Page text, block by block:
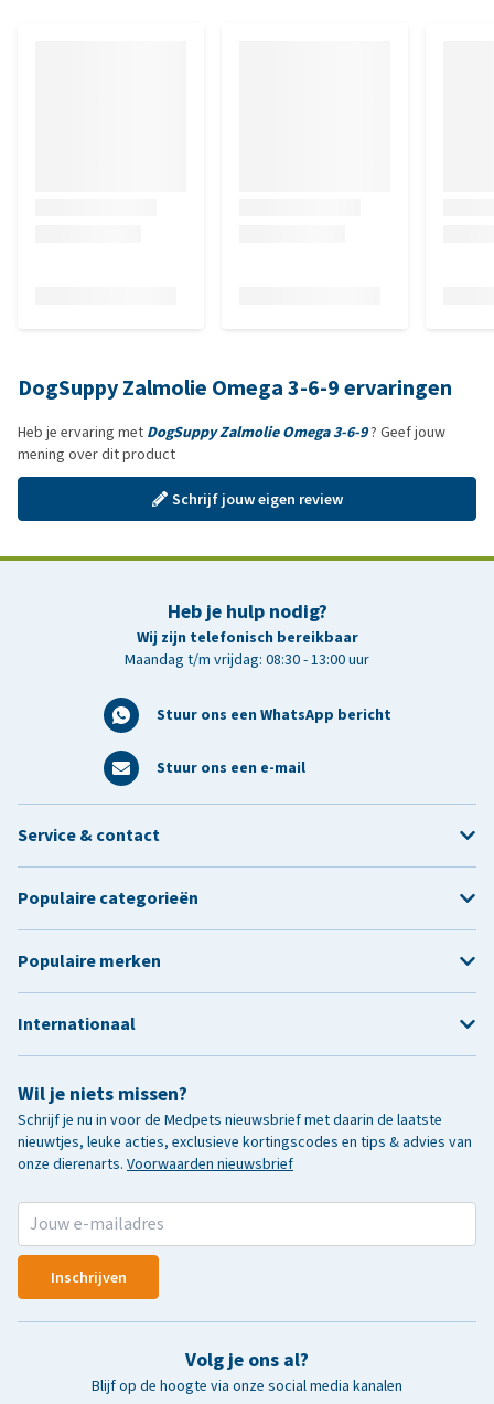
DogSuppy Zalmolie Omega 3-6-9 ervaringen
Heb je ervaring met DogSuppy Zalmolie Omega 3-6-9? Geef jouw
mening over dit product
Schrijf jouw eigen review
Heb je hulp nodig?
Wij zijn telefonisch bereikbaar
Maandag t/m vrijdag: 08:30 - 13:00 uur
Stuur ons een WhatsApp bericht
Stuur ons een e-mail
Wil je niets missen?
Schrijf je nu in voor de Medpets nieuwsbrief met daarin de laatste
nieuwtjes, leuke acties, exclusieve kortingscodes en tips & advies van
onze dierenarts. Voorwaarden nieuwsbrief
Inschrijven
Volg je ons al?
Blijf op de hoogte via onze social media kanalen
Service & contact
Populaire categorieën
Populaire merken
Internationaal